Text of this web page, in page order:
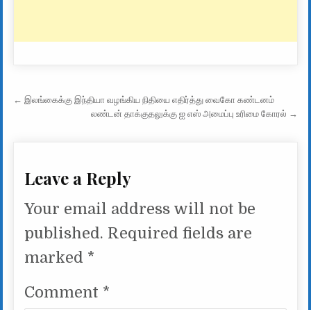
Post navigation
← இலங்கைக்கு இந்தியா வழங்கிய நிதியை எதிர்த்து வைகோ கண்டனம்
லண்டன் தாக்குதலுக்கு ஐ எஸ் அமைப்பு உரிமை கோரல் →
Leave a Reply
Your email address will not be
published. Required fields are
marked *
Comment *